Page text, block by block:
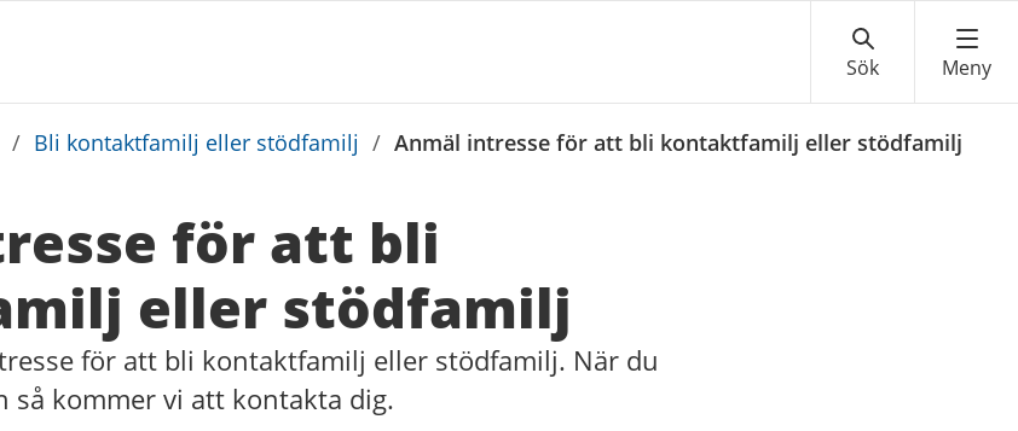
/ Bli kontaktfamilj eller stödfamilj / Anmäl intresse för att bli kontaktfamilj eller stödfamilj
för att bli
eller stödfamilj
för att bli kontaktfamilj eller stödfamilj. När du
så kommer vi att kontakta dig.